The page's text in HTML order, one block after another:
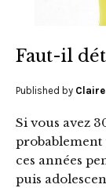
Faut-il
Published by Claire
Si vous avez
probablement
ces années
puis